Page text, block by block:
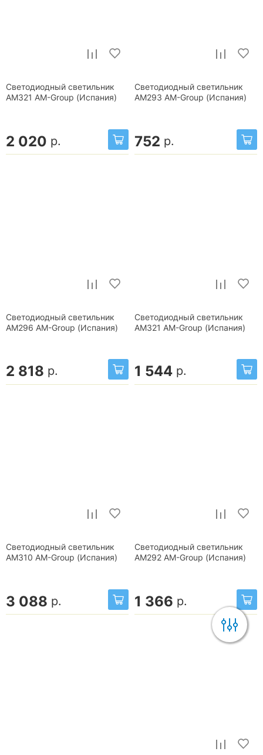
Светодиодный светильник
AM321 AM-Group (Испания)
2 020 р.
Светодиодный светильник
AM293 AM-Group (Испания)
752 р.
Светодиодный светильник
AM296 AM-Group (Испания)
2 818 р.
Светодиодный светильник
AM321 AM-Group (Испания)
1 544 р.
Светодиодный светильник
AM310 AM-Group (Испания)
3 088 р.
Светодиодный светильник
AM292 AM-Group (Испания)
1 366 р.